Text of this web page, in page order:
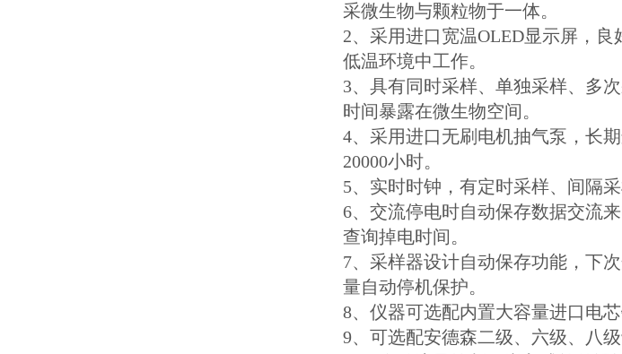
采微生物与颗粒物于一体。
2、采用进口宽温OLED显示屏，
低温环境中工作。
3、具有同时采样、单独采样、多
时间暴露在微生物空间。
4、采用进口无刷电机抽气泵，长
20000小时。
5、实时时钟，有定时采样、间隔
6、交流停电时自动保存数据交流
查询掉电时间。
7、采样器设计自动保存功能，下
量自动停机保护。
8、仪器可选配内置大容量进口电
9、可选配安德森二级、六级、八